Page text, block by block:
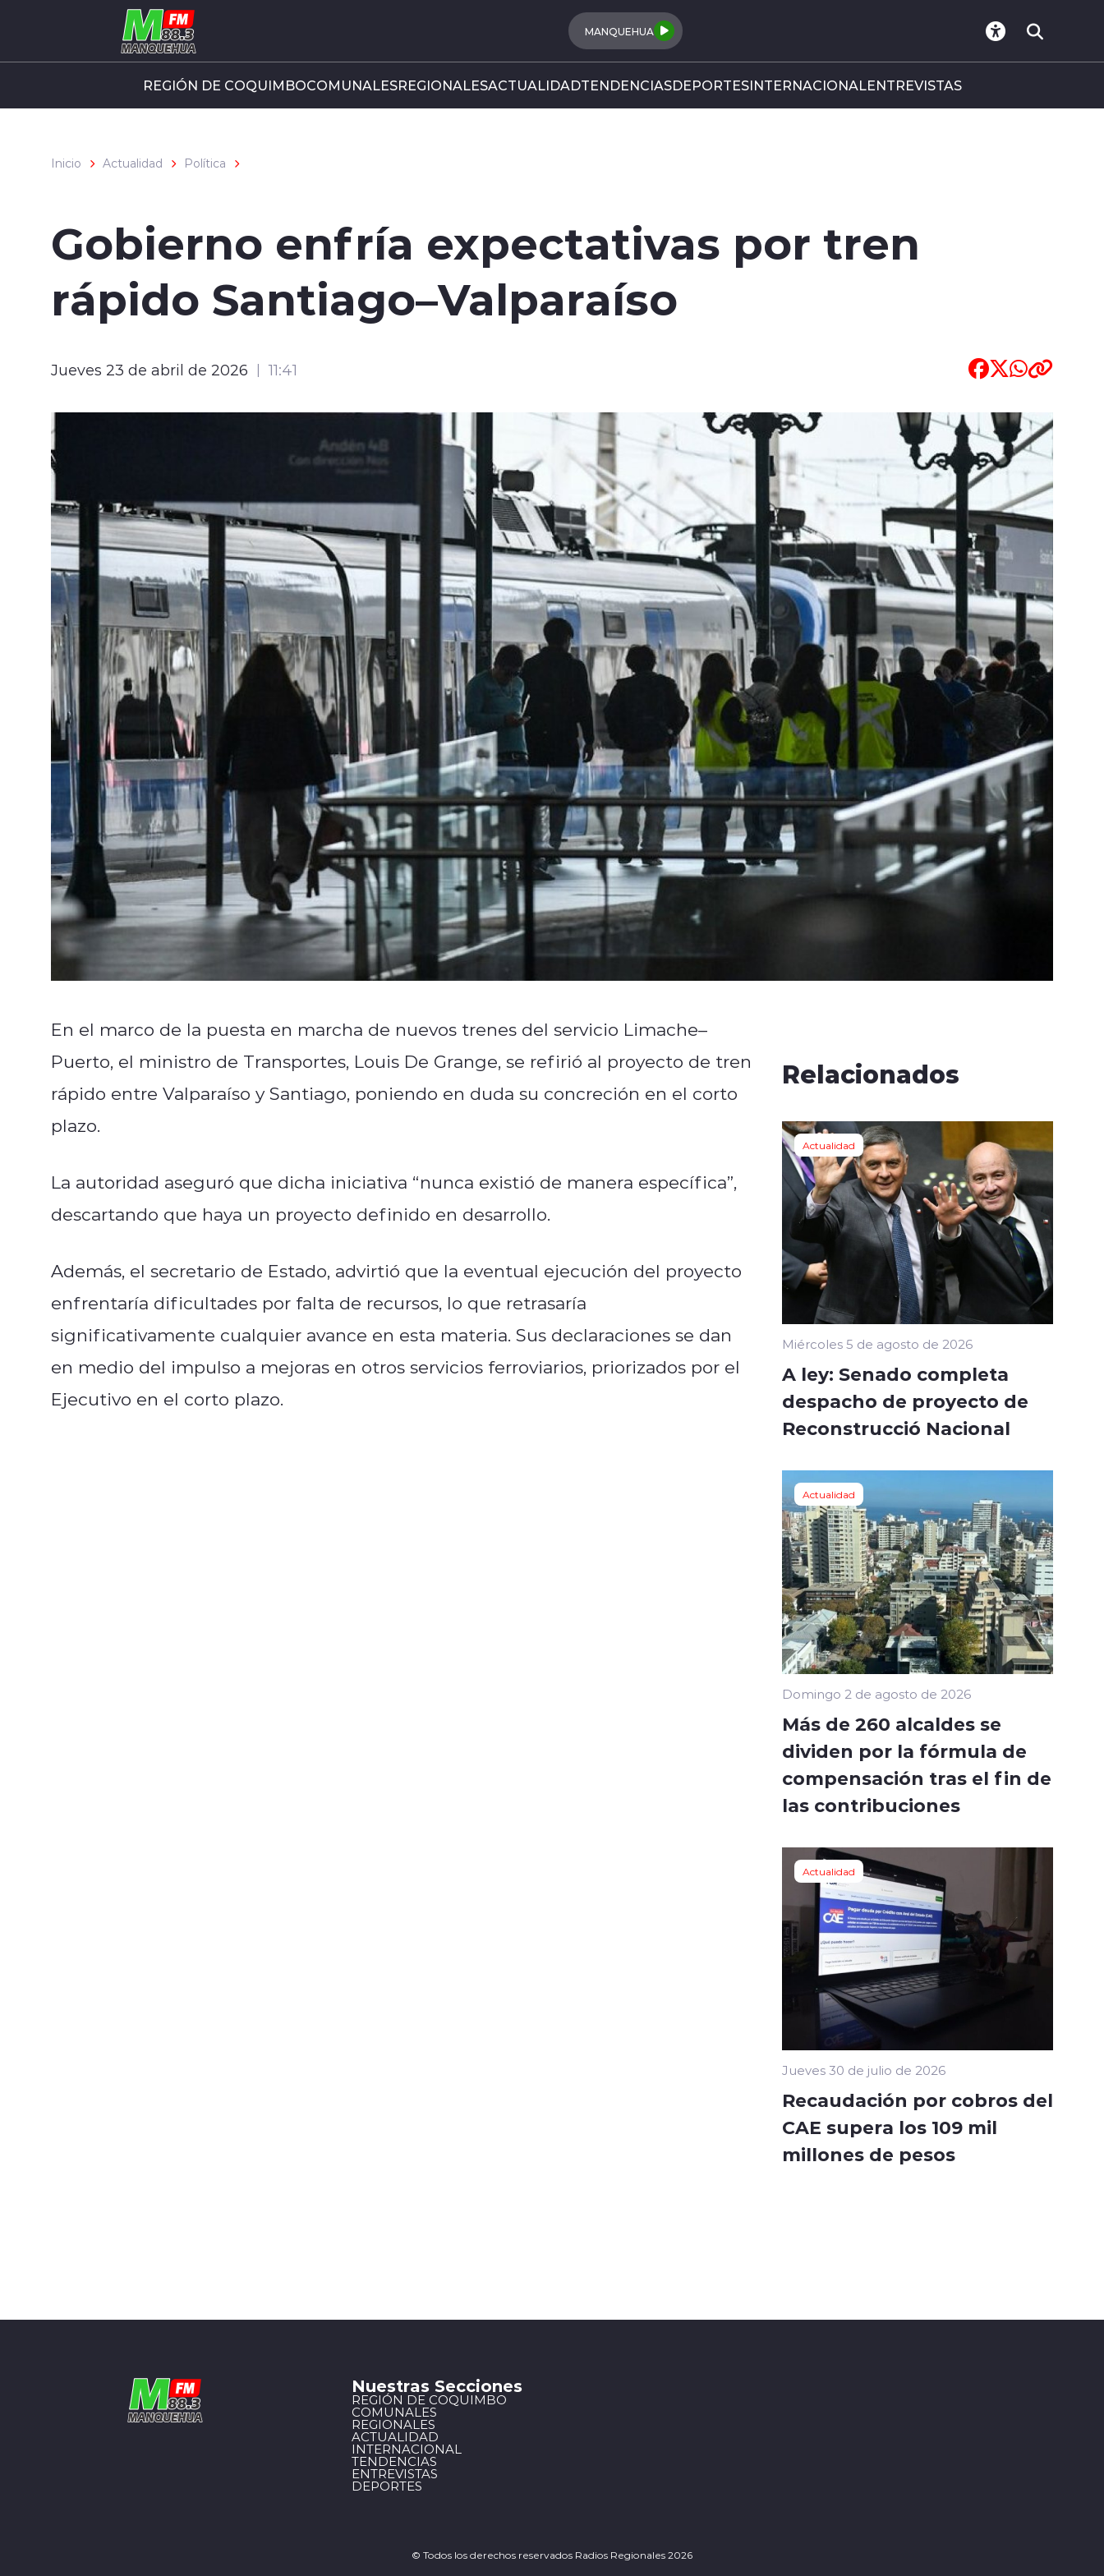
Click acá para ir directamente al contenido
MANQUEHUA
REGIÓN DE COQUIMBOCOMUNALESREGIONALESACTUALIDADTENDENCIASDEPORTESINTERNACIONALENTREVISTAS
Inicio Actualidad Política
Gobierno enfría expectativas por tren
rápido Santiago–Valparaíso
Jueves 23 de abril de 2026 11:41
En el marco de la puesta en marcha de nuevos trenes del servicio Limache–
Puerto, el ministro de Transportes, Louis De Grange, se refirió al proyecto de tren
rápido entre Valparaíso y Santiago, poniendo en duda su concreción en el corto
plazo.
La autoridad aseguró que dicha iniciativa “nunca existió de manera específica”,
descartando que haya un proyecto definido en desarrollo.
Además, el secretario de Estado, advirtió que la eventual ejecución del proyecto
enfrentaría dificultades por falta de recursos, lo que retrasaría
significativamente cualquier avance en esta materia. Sus declaraciones se dan
en medio del impulso a mejoras en otros servicios ferroviarios, priorizados por el
Ejecutivo en el corto plazo.
Relacionados
Actualidad
Miércoles 5 de agosto de 2026
A ley: Senado completa
despacho de proyecto de
Reconstrucció Nacional
Actualidad
Domingo 2 de agosto de 2026
Más de 260 alcaldes se
dividen por la fórmula de
compensación tras el fin de
las contribuciones
Actualidad
Jueves 30 de julio de 2026
Recaudación por cobros del
CAE supera los 109 mil
millones de pesos
Nuestras Secciones
REGIÓN DE COQUIMBO
COMUNALES
REGIONALES
ACTUALIDAD
INTERNACIONAL
TENDENCIAS
ENTREVISTAS
DEPORTES
© Todos los derechos reservados Radios Regionales 2026